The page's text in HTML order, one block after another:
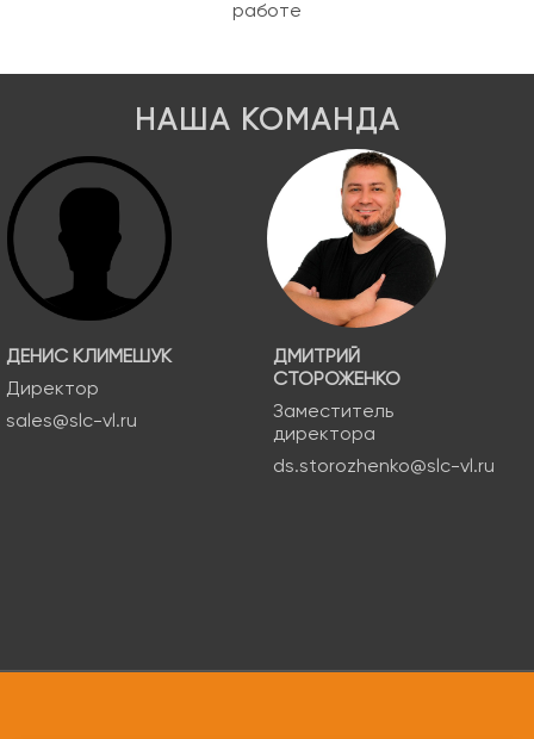
работе
НАША КОМАНДА
ДЕНИС КЛИМЕШУК
Директор
sales@slc-vl.ru
ДМИТРИЙ
СТОРОЖЕНКО
Заместитель
директора
ds.storozhenko@slc-vl.ru